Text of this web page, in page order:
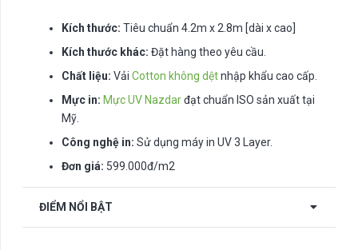
Kích thước: Tiêu chuẩn 4.2m x 2.8m [dài x cao]
Kích thước khác: Đặt hàng theo yêu cầu.
Chất liệu: Vải Cotton không dệtnhập khẩu cao cấp.
Mực in: Mực UV Nazdarđạt chuẩn ISO sản xuất tại
Mỹ.
Công nghệ in: Sử dụng máy in UV 3 Layer.
Đơn giá: 599.000đ/m2
ĐIỂM NỔI BẬT